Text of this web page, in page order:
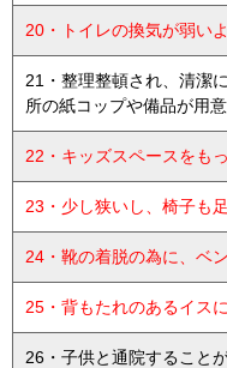
20・トイレの換気が弱い
21・整理整頓され、清潔
所の紙コップや備品が用
22・キッズスペースをも
23・少し狭いし、椅子も足
24・靴の着脱の為に、ベ
25・背もたれのあるイス
26・子供と通院すること